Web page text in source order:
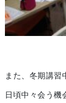
また、冬期講習
日頃中々会う機